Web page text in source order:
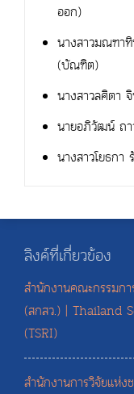
ออก)
นางสาวมณฑา
(บัณฑิต)
นางสาวลศิตา
นายอภิวัฒน์ ถ
นางสาวโยธก
ลิงค์ที่เกี่ยวข้อง
สำนักงานคณะกรรมกา
(สกสว.) | Thailand
(TSRI)
สำนักงานการวิจัยแห่ง